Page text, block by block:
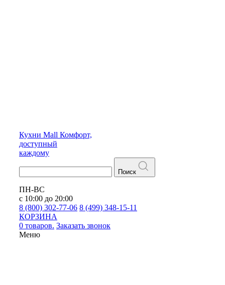
Кухни Mall Комфорт,
доступный
каждому
Поиск
ПН-ВС
с 10:00 до 20:00
8 (800) 302-77-06 8 (499) 348-15-11
КОРЗИНА
0 товаров. Заказать звонок
Меню